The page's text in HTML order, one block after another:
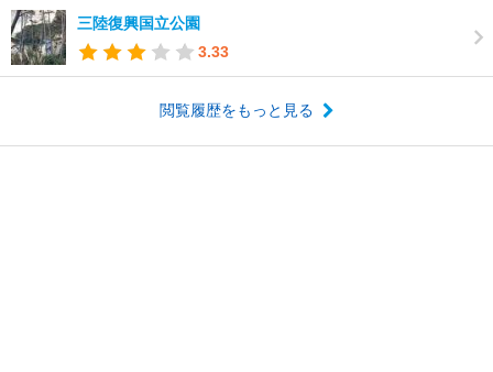
三陸復興国立公園
3.33
閲覧履歴をもっと見る